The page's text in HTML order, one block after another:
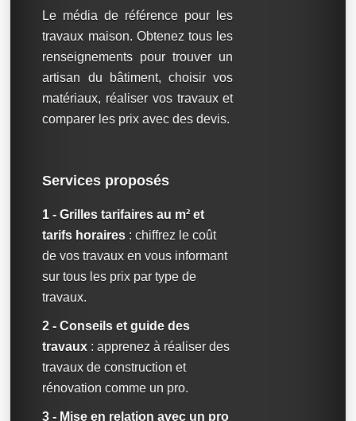
Le média de référence pour les
travaux maison. Obtenez tous les
renseignements pour trouver un
artisan du bâtiment, choisir vos
matériaux, réaliser vos travaux et
comparer les prix avec des devis.
Services proposés
1 - Grilles tarifaires au m² et
tarifs horaires : chiffrez le coût
de vos travaux en vous informant
sur tous les prix par type de
travaux.
2 - Conseils et guide des
travaux : apprenez à réaliser des
travaux de construction et
rénovation comme un pro.
3 - Mise en relation avec un pro